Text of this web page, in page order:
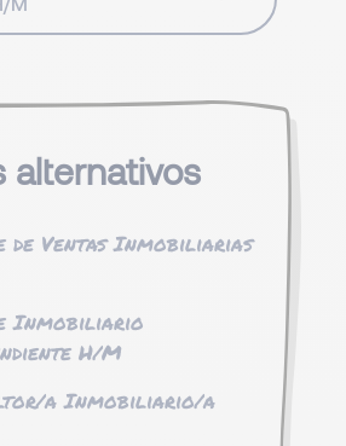
alternativos
de Ventas Inmobiliarias
Inmobiliario
H/M
a Inmobiliario/a